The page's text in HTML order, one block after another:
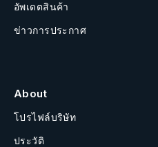
อัพเดตสินค้า
ข่าวการประกาศ
About
โปรไฟล์บริษัท
ประวัติ